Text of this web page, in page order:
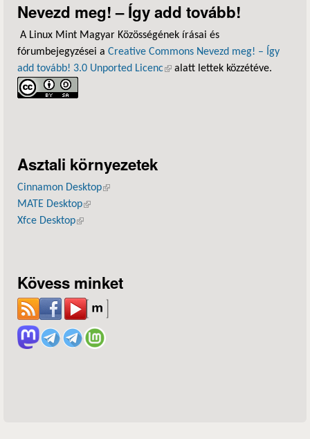
Nevezd meg! – Így add tovább!
A Linux Mint Magyar Közösségének írásai és
fórumbejegyzései a Creative Commons Nevezd meg! – Így
add tovább! 3.0 Unported Licenc(külső hivatkozás)
alatt lettek közzétéve.
Asztali környezetek
Cinnamon Desktop(külső hivatkozás)
MATE Desktop(külső hivatkozás)
Xfce Desktop(külső hivatkozás)
Kövess minket